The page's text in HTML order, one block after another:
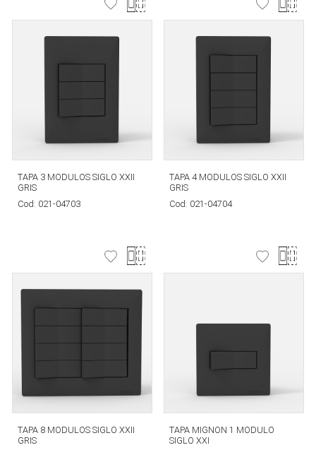
TAPA 3 MODULOS SIGLO XXII
GRIS
Cod: 021-04703
TAPA 4 MODULOS SIGLO XXII
GRIS
Cod: 021-04704
TAPA 8 MODULOS SIGLO XXII
GRIS
TAPA MIGNON 1 MODULO
SIGLO XXI